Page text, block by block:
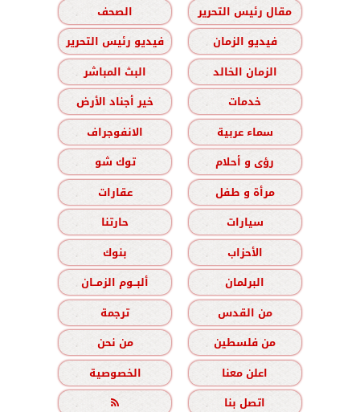
مقال رئيس التحرير
الصحف
فيديو الزمان
فيديو رئيس التحرير
الزمان الخالد
البث المباشر
خدمات
خير أجناد الأرض
سماء عربية
الانفوجراف
رؤى و أحلام
توك شو
مرأة و طفل
عقارات
سيارات
حارتنا
الأحزاب
بنوك
البرلمان
ألبــوم الزمــان
من القدس
ترجمة
من فلسطين
من نحن
اعلن معنا
الخصوصية
اتصل بنا
